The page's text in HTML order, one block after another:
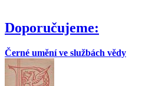
Doporučujeme:
Černé umění ve službách vědy